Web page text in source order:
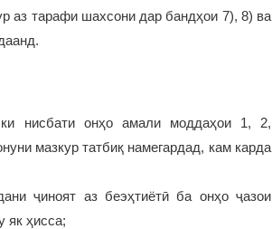
аз тарафи шахсони дар бандҳои 7), 8) ва
ки нисбати онҳо амали моддаҳои 1, 2,
мазкур татбиқ намегардад, кам карда
ҷиноят аз беэҳтиётӣ ба онҳо ҷазои
як ҳисса;